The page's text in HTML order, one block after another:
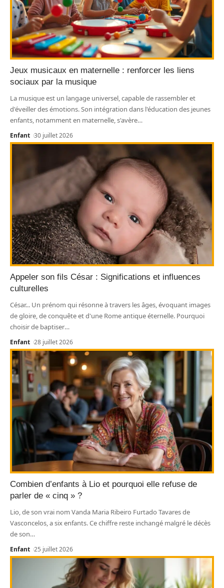
Jeux musicaux en maternelle : renforcer les liens
sociaux par la musique
La musique est un langage universel, capable de rassembler et
d'éveiller des émotions. Son intégration dans l'éducation des jeunes
enfants, notamment en maternelle, s'avère…
Enfant 30 juillet 2026
Appeler son fils César : Significations et influences
culturelles
César... Un prénom qui résonne à travers les âges, évoquant images
de gloire, de conquête et d'une Rome antique éternelle. Pourquoi
choisir de baptiser…
Enfant 28 juillet 2026
Combien d’enfants à Lio et pourquoi elle refuse de
parler de « cinq » ?
Lio, de son vrai nom Vanda Maria Ribeiro Furtado Tavares de
Vasconcelos, a six enfants. Ce chiffre reste inchangé malgré le décès
de son…
Enfant 25 juillet 2026